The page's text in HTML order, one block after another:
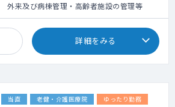
外来及び病棟管理・高齢者施設の管理等
詳細をみる
当直 老健・介護医療院
ゆったり勤務